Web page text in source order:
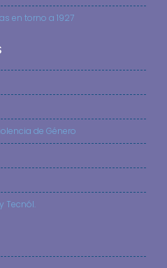
en torno a 1927
de Género
Tecnól.